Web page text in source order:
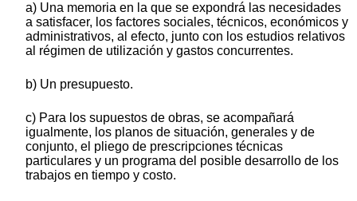
a) Una memoria en la que se expondrá las necesidades
a satisfacer, los factores sociales, técnicos, económicos y
administrativos, al efecto, junto con los estudios relativos
al régimen de utilización y gastos concurrentes.
b) Un presupuesto.
c) Para los supuestos de obras, se acompañará
igualmente, los planos de situación, generales y de
conjunto, el pliego de prescripciones técnicas
particulares y un programa del posible desarrollo de los
trabajos en tiempo y costo.